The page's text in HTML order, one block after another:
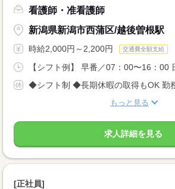
看護師・准看護師
新潟県新潟市西蒲区/越後曽根駅
時給2,000円～2,200円 交通費全額支給
【シフト例】 早番／07：00〜16：00
◆シフト制 ◆長期休暇の取得もOK 勤
もっと見る
求人詳細を見る
[正社員]